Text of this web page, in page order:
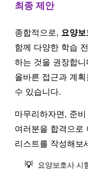
최종 제안
종합적으로, 요양
함께 다양한 학습
하는 것을 권장합
올바른 접근과 계
수 있습니다.
마무리하자면, 준
여러분을 합격으로
리스트를 작성해보
💡 요양보호사 시